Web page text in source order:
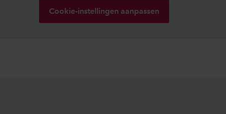
Cookie-instellingen aanpassen